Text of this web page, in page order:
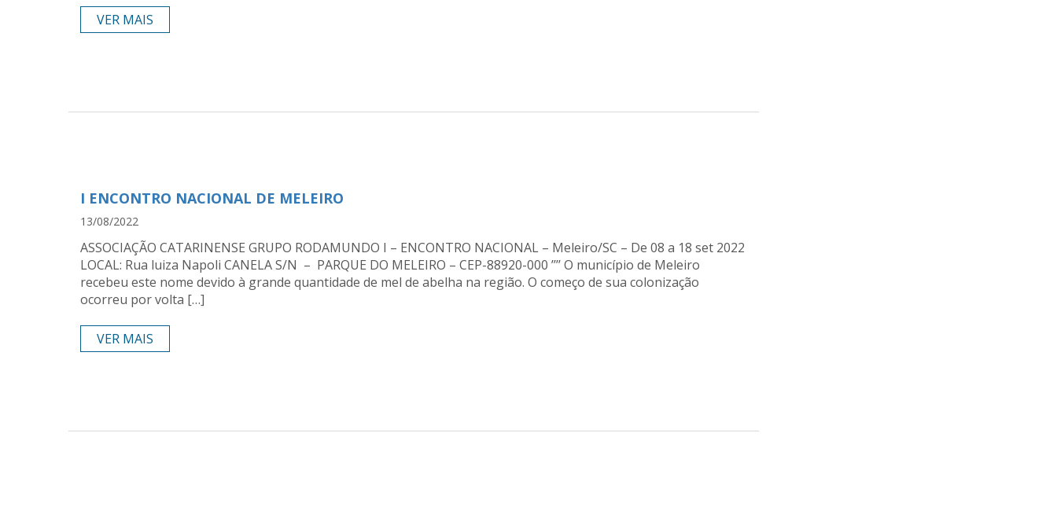
VER MAIS
I ENCONTRO NACIONAL DE MELEIRO
13/08/2022
ASSOCIAÇÃO CATARINENSE GRUPO RODAMUNDO I – ENCONTRO NACIONAL – Meleiro/SC – De 08 a 18 set 2022
LOCAL: Rua luiza Napoli CANELA S/N – PARQUE DO MELEIRO – CEP-88920-000 ’’’’ O município de Meleiro
recebeu este nome devido à grande quantidade de mel de abelha na região. O começo de sua colonização
ocorreu por volta […]
VER MAIS